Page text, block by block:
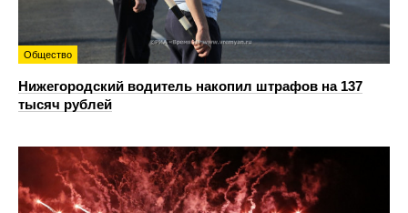
Общество
Нижегородский водитель накопил штрафов на 137
тысяч рублей